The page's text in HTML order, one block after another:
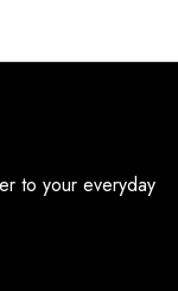
to your everyday